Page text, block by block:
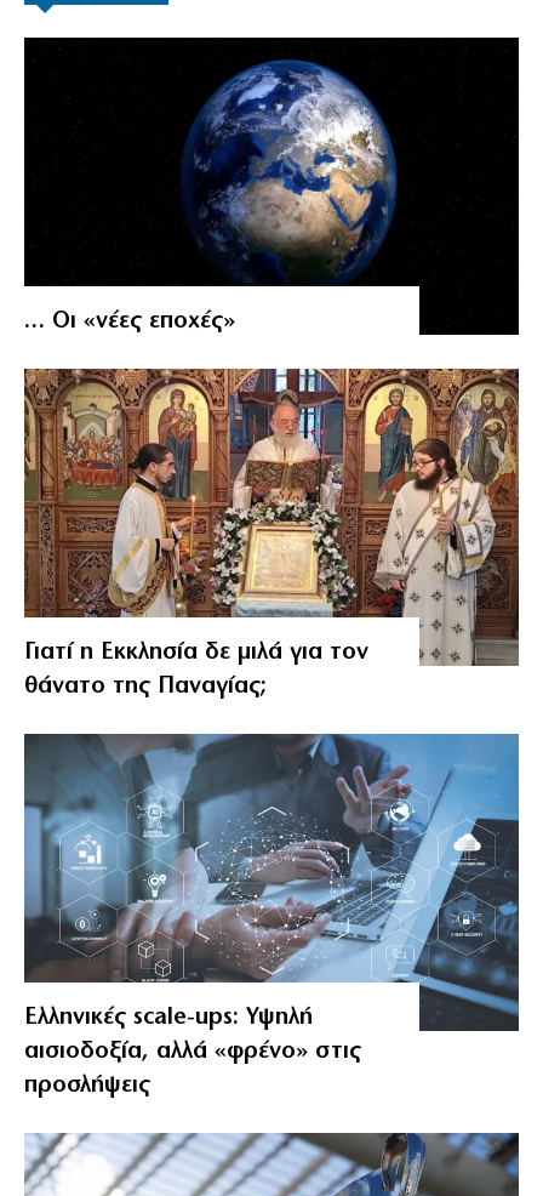
… Οι «νέες εποχές»
Γιατί η Εκκλησία δε μιλά για τον
θάνατο της Παναγίας;
Ελληνικές scale-ups: Υψηλή
αισιοδοξία, αλλά «φρένο» στις
προσλήψεις